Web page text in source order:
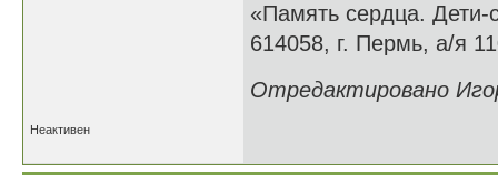
«Память сердца. Дети-
614058, г. Пермь, а/я
Отредактировано
Неактивен